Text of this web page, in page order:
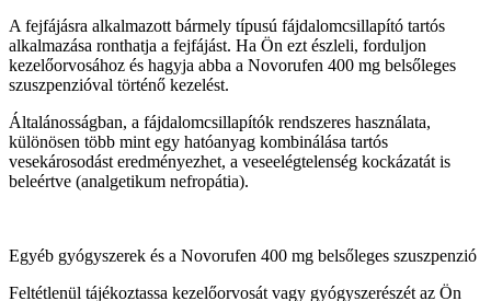
A fejfájásra alkalmazott bármely típusú fájdalomcsillapító tartós
alkalmazása ronthatja a fejfájást. Ha Ön ezt észleli, forduljon
kezelőorvosához és hagyja abba a Novorufen 400 mg belsőleges
szuszpenzióval történő kezelést.
Általánosságban, a fájdalomcsillapítók rendszeres használata,
különösen több mint egy hatóanyag kombinálása tartós
vesekárosodást eredményezhet, a veseelégtelenség kockázatát is
beleértve (analgetikum nefropátia).
Egyéb gyógyszerek és a Novorufen 400 mg belsőleges szuszpenzió
Feltétlenül tájékoztassa kezelőorvosát vagy gyógyszerészét az Ön